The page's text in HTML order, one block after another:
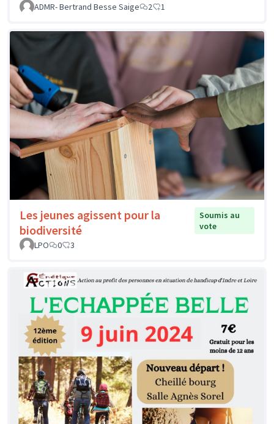
ADMR- Bertrand Besse Saige 2 1
Les jeunes agissent pour la
biodiversité
Soumis au
vote
LPO
0 3